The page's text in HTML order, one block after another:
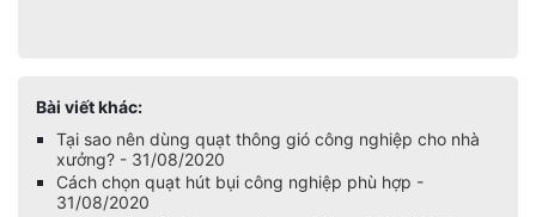
Bài viết khác:
Tại sao nên dùng quạt thông gió công nghiệp cho nhà
xưởng? - 31/08/2020
Cách chọn quạt hút bụi công nghiệp phù hợp -
31/08/2020